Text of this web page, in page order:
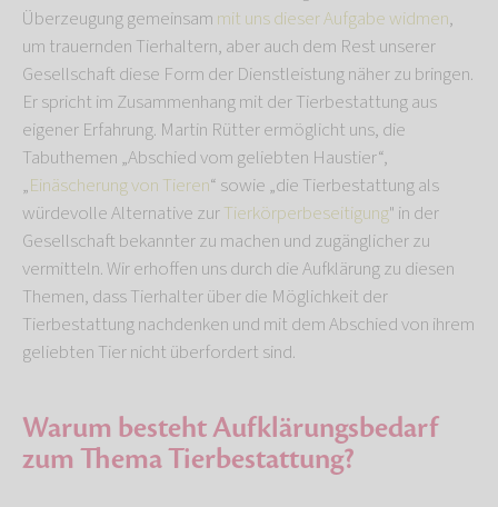
Überzeugung gemeinsam mit uns dieser Aufgabe widmen,
um trauernden Tierhaltern, aber auch dem Rest unserer
Gesellschaft diese Form der Dienstleistung näher zu bringen.
Er spricht im Zusammenhang mit der Tierbestattung aus
eigener Erfahrung. Martin Rütter ermöglicht uns, die
Tabuthemen „Abschied vom geliebten Haustier“,
„Einäscherung von Tieren“ sowie „die Tierbestattung als
würdevolle Alternative zurTierkörperbeseitigung" in der
Gesellschaft bekannter zu machen und zugänglicher zu
vermitteln. Wir erhoffen uns durch die Aufklärung zu diesen
Themen, dass Tierhalter über die Möglichkeit der
Tierbestattung nachdenken und mit dem Abschied von ihrem
geliebten Tier nicht überfordert sind.
Warum besteht Aufklärungsbedarf
zum Thema Tierbestattung?